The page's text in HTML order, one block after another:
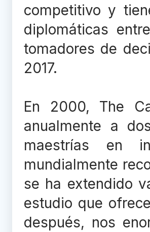
competitivo y
diplomáticas
tomadores de
2017.
En 2000, The
anualmente a
maestrías en
mundialmente
se ha extendido
estudio que
después, nos